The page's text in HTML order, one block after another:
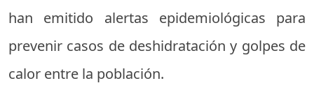
han emitido alertas epidemiológicas para
prevenir casos de deshidratación y golpes de
calor entre la población.